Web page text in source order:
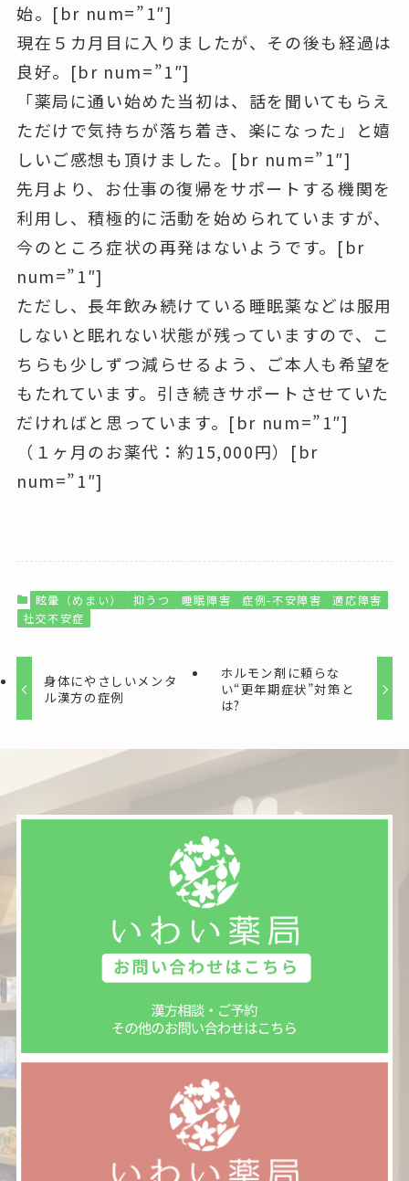
始。[br num=”1″]
現在５カ月目に入りましたが、その後も経過は
良好。[br num=”1″]
「薬局に通い始めた当初は、話を聞いてもらえ
ただけで気持ちが落ち着き、楽になった」と嬉
しいご感想も頂けました。[br num=”1″]
先月より、お仕事の復帰をサポートする機関を
利用し、積極的に活動を始められていますが、
今のところ症状の再発はないようです。[br
num=”1″]
ただし、長年飲み続けている睡眠薬などは服用
しないと眠れない状態が残っていますので、こ
ちらも少しずつ減らせるよう、ご本人も希望を
もたれています。引き続きサポートさせていた
だければと思っています。[br num=”1″]
（１ヶ月のお薬代：約15,000円）[br
num=”1″]
眩暈（めまい） 抑うつ 睡眠障害 症例-不安障害
適応障害
社交不安症
身体にやさしいメンタ
ル漢方の症例
ホルモン剤に頼らな
い“更年期症状”対策と
は?